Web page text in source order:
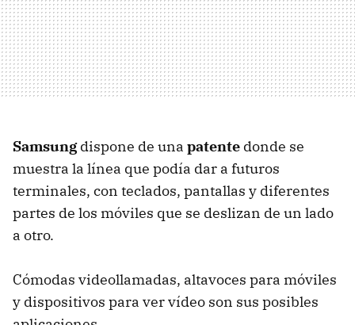
Samsungdispone de una patente donde se
muestra la línea que podía dar a futuros
terminales, con teclados, pantallas y diferentes
partes de los móviles que se deslizan de un lado
a otro.
Cómodas videollamadas, altavoces para móviles
y dispositivos para ver vídeo son sus posibles